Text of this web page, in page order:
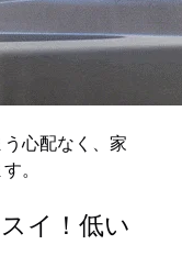
心配なく、家
。
イ！低い